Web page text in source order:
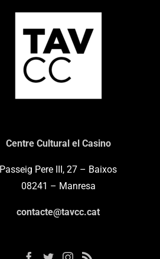
Centre Cultural el Casino
Passeig Pere III, 27 – Baixos
08241 – Manresa
contacte@tavcc.cat